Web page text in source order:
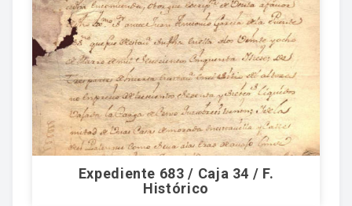
Expediente 683 / Caja 34 / F.
Histórico